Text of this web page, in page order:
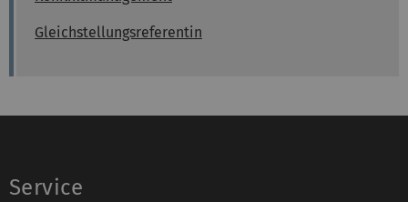
Gleichstellungsreferentin
Service